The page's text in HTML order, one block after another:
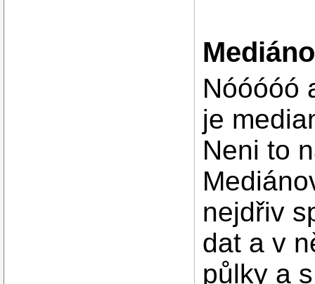
Nóóóóó
je
Neni to
nejdřiv
dat a v
půlky a